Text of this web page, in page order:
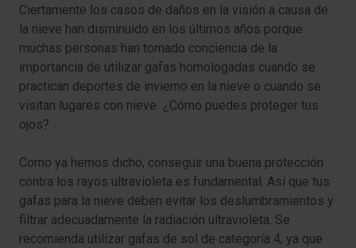
Ciertamente los casos de daños en la visión a causa de
la nieve han disminuido en los últimos años porque
muchas personas han tomado conciencia de la
importancia de utilizar gafas homologadas cuando se
practican deportes de invierno en la nieve o cuando se
visitan lugares con nieve ¿Cómo puedes proteger tus
ojos?
Como ya hemos dicho, conseguir una buena protección
contra los rayos ultravioleta es fundamental. Así que tus
gafas para la nieve deben evitar los deslumbramientos y
filtrar adecuadamente la radiación ultravioleta. Se
recomienda utilizar gafas de sol de categoría 4, ya que